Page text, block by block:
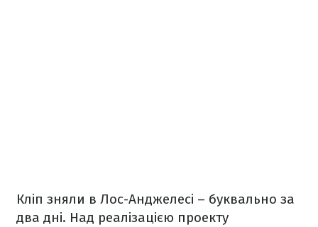
Кліп зняли в Лос-Анджелесі – буквально за
два дні. Над реалізацією проекту